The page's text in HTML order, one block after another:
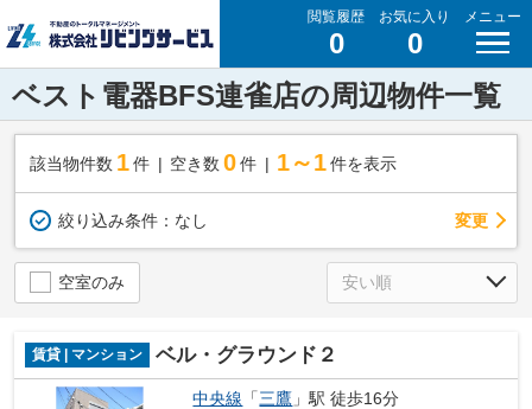
閲覧履歴
0
お気に入り
0
メニュー
ベスト電器BFS連雀店の周辺物件一覧
該当物件数 1件 空き数 0 件 1～1 件を表示
絞り込み条件： なし 変更
空室のみ
賃貸 | マンション ベル・グラウンド２
中央線 「三鷹 」駅 徒歩16分